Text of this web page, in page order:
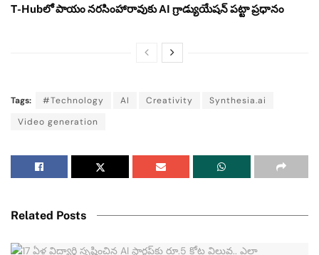
T-Hubలో పాయం నరసింహారావుకు AI గ్రాడ్యుయేషన్ పట్టా ప్రధానం
Tags: #Technology AI Creativity
Synthesia.ai
Video generation
Related Posts